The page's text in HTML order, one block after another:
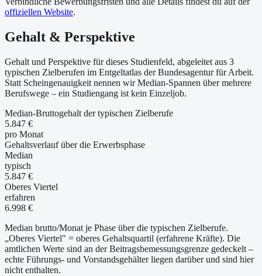
offiziellen Website.
Gehalt & Perspektive
Gehalt und Perspektive für dieses Studienfeld, abgeleitet aus 3
typischen Zielberufen im Entgeltatlas der Bundesagentur für Arbeit.
Statt Scheingenauigkeit nennen wir Median-Spannen über mehrere
Berufswege – ein Studiengang ist kein Einzeljob.
Median-Bruttogehalt der typischen Zielberufe
5.847 €
pro Monat
Gehaltsverlauf über die Erwerbsphase
Median
typisch
5.847 €
Oberes Viertel
erfahren
6.998 €
Median brutto/Monat je Phase über die typischen Zielberufe.
„Oberes Viertel" = oberes Gehaltsquartil (erfahrene Kräfte). Die
amtlichen Werte sind an der Beitragsbemessungsgrenze gedeckelt –
echte Führungs- und Vorstandsgehälter liegen darüber und sind hier
nicht enthalten.